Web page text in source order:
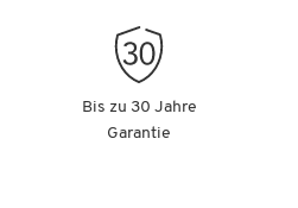
Bis zu 30 Jahre
Garantie